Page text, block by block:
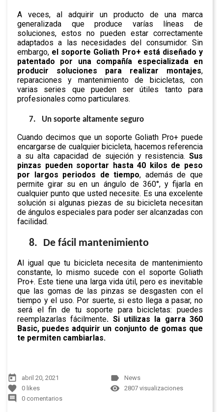
A veces, al adquirir un producto de una marca
generalizada que produce varías líneas de
soluciones, estos no pueden estar correctamente
adaptados a las necesidades del consumidor. Sin
embargo, el soporte Goliath Pro+ está diseñado y
patentado por una compañía especializada en
producir soluciones para realizar montajes,
reparaciones y mantenimiento de bicicletas, con
varias series que pueden ser útiles tanto para
profesionales como particulares.
7. Un soporte altamente seguro
Cuando decimos que un soporte Goliath Pro+ puede
encargarse de cualquier bicicleta, hacemos referencia
a su alta capacidad de sujeción y resistencia. Sus
pinzas pueden soportar hasta 40 kilos de peso
por largos periodos de tiempo, además de que
permite girar su en un ángulo de 360°, y fijarla en
cualquier punto que usted necesite. Es una excelente
solución si algunas piezas de su bicicleta necesitan
de ángulos especiales para poder ser alcanzadas con
facilidad.
8. De fácil mantenimiento
Al igual que tu bicicleta necesita de mantenimiento
constante, lo mismo sucede con el soporte Goliath
Pro+. Este tiene una larga vida útil, pero es inevitable
que las gomas de las pinzas se desgasten con el
tiempo y el uso. Por suerte, si esto llega a pasar, no
será el fin de tu soporte para bicicletas: puedes
reemplazarlas fácilmente. Si utilizas la garra 360
Basic, puedes adquirir un conjunto de gomas que
te permiten cambiarlas.
today abril 20, 2021 label News
favorite 0 likes remove_red_eye 2807 visualizaciones
comment 0 comentarios